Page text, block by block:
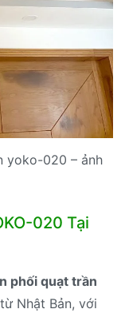
yoko-020 – ảnh
020 Tại
phối quạt trần
từ Nhật Bản, với